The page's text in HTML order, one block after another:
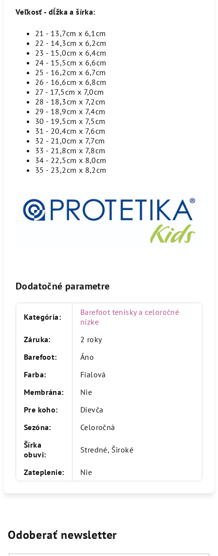
Veľkosť - dĺžka a šírka:
21 - 13,7cm x 6,1cm
22 - 14,3cm x 6,2cm
23 - 15,0cm x 6,4cm
24 - 15,5cm x 6,6cm
25 - 16,2cm x 6,7cm
26 - 16,6cm x 6,8cm
27 - 17,5cm x 7,0cm
28 - 18,3cm x 7,2cm
29 - 18,9cm x 7,4cm
30 - 19,5cm x 7,5cm
31 - 20,4cm x 7,6cm
32 - 21,0cm x 7,7cm
33 - 21,8cm x 7,8cm
34 - 22,5cm x 8,0cm
35 - 23,2cm x 8,2cm
Dodatočné parametre
Kategória:
Barefoot tenisky a celoročné
nízke
Záruka:
2 roky
Barefoot:
Áno
Farba:
Fialová
Membrána:
Nie
Pre koho:
Dievča
Sezóna:
Celoročná
Šírka
obuvi: Stredné, Široké
Zateplenie: Nie
Odoberať newsletter